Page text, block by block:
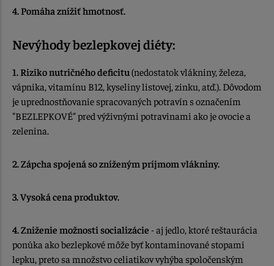
4. Pomáha znížiť hmotnosť.
Nevýhody bezlepkovej diéty:
1. Riziko nutričného deficitu(nedostatok vlákniny, železa,
vápnika, vitamínu B12, kyseliny listovej, zinku, atď.). Dôvodom
je uprednostňovanie spracovaných potravín s označením
"BEZLEPKOVÉ" pred výživnými potravinami ako je ovocie a
zelenina.
2.Zápcha spojená so zníženým príjmom vlákniny.
3.Vysoká cena produktov.
4. Zniženie možnosti socializácie - aj jedlo, ktoré reštaurácia
ponúka ako bezlepkové môže byť kontaminované stopami
lepku, preto sa množstvo celiatikov vyhýba spoločenským